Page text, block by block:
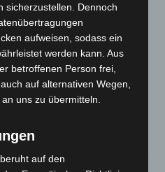
unter der Rufnummer
über die Angebote der
und Kultur informiert
Homepagewww.kiju-
sicherzustellen. Dennoch
aufweisen, sodass ein
werden kann. Aus
betroffenen Person frei,
auf alternativen Wegen,
uns zu übermitteln.
auf den